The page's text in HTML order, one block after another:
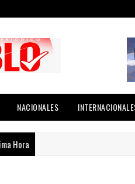
NACIONALES
Hora